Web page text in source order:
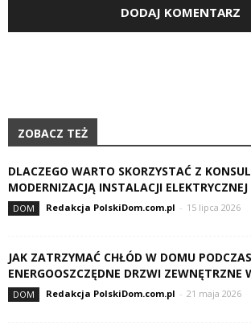
ZOBACZ TEŻ
DLACZEGO WARTO SKORZYSTAĆ Z
MODERNIZACJĄ INSTALACJI
DOM Redakcja PolskiDom.com.pl - 15 lipca 2026
JAK ZATRZYMAĆ CHŁÓD W DOMU
ENERGOOSZCZĘDNE DRZWI ZEWNĘTRZNE
DOM Redakcja PolskiDom.com.pl - 21 maja 2026